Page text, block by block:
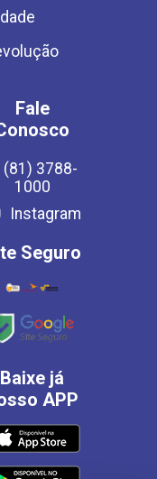
Fale
(81) 3788-
1000
Instagram
Seguro
Baixe já
APP